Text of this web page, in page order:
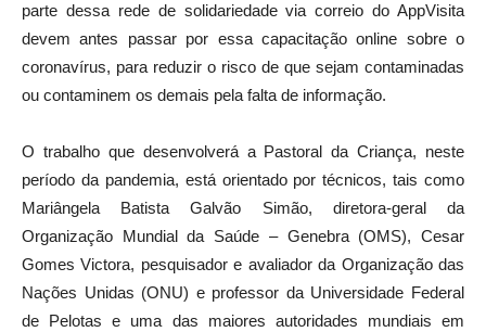
parte dessa rede de solidariedade via correio do AppVisita
devem antes passar por essa capacitação online sobre o
coronavírus, para reduzir o risco de que sejam contaminadas
ou contaminem os demais pela falta de informação.
O trabalho que desenvolverá a Pastoral da Criança, neste
período da pandemia, está orientado por técnicos, tais como
Mariângela Batista Galvão Simão, diretora-geral da
Organização Mundial da Saúde – Genebra (OMS), Cesar
Gomes Victora, pesquisador e avaliador da Organização das
Nações Unidas (ONU) e professor da Universidade Federal
de Pelotas e uma das maiores autoridades mundiais em